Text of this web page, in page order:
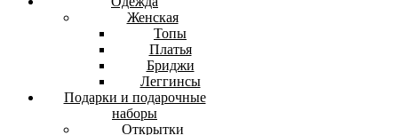
Женская
Топы
Платья
Бриджи
Леггинсы
Подарки и подарочные
наборы
Открытки